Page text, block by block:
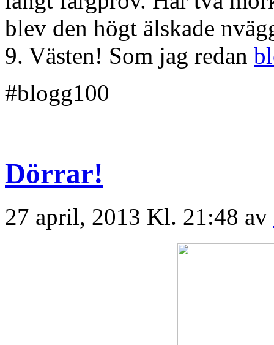
blev den högt älskade
9. Västen! Som jag redan
#blogg100
Dörrar!
27 april, 2013 Kl. 21:48 av